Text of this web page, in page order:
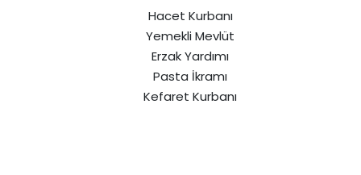
Hacet Kurbanı
Yemekli Mevlüt
Erzak Yardımı
Pasta İkramı
Kefaret Kurbanı